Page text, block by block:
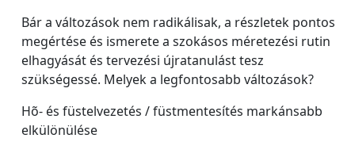
Bár a változások nem radikálisak, a részletek pontos
megértése és ismerete a szokásos méretezési rutin
elhagyását és tervezési újratanulást tesz
szükségessé. Melyek a legfontosabb változások?
Hõ- és füstelvezetés / füstmentesítés markánsabb
elkülönülése